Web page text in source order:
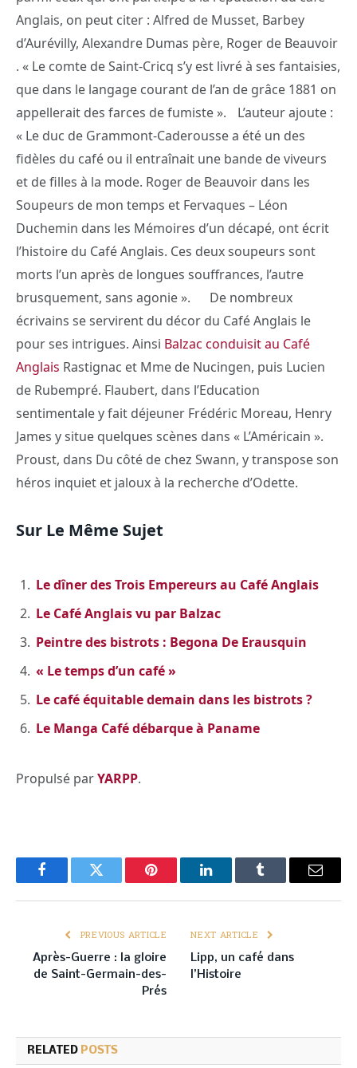
Anglais, on peut citer : Alfred de Musset, Barbey
d’Aurévilly, Alexandre Dumas père, Roger de Beauvoir
. « Le comte de Saint-Cricq s’y est livré à ses fantaisies,
que dans le langage courant de l’an de grâce 1881 on
appellerait des farces de fumiste ». L’auteur ajoute :
« Le duc de Grammont-Caderousse a été un des
fidèles du café ou il entraînait une bande de viveurs
et de filles à la mode. Roger de Beauvoir dans les
Soupeurs de mon temps et Fervaques – Léon
Duchemin dans les Mémoires d’un décapé, ont écrit
l’histoire du Café Anglais. Ces deux soupeurs sont
morts l’un après de longues souffrances, l’autre
brusquement, sans agonie ». De nombreux
écrivains se servirent du décor du Café Anglais le
pour ses intrigues. Ainsi Balzac conduisit au Café
Anglais Rastignac et Mme de Nucingen, puis Lucien
de Rubempré. Flaubert, dans l’Education
sentimentale y fait déjeuner Frédéric Moreau, Henry
James y situe quelques scènes dans « L’Américain ».
Proust, dans Du côté de chez Swann, y transpose son
héros inquiet et jaloux à la recherche d’Odette.
Sur Le Même Sujet
Le dîner des Trois Empereurs au Café Anglais
Le Café Anglais vu par Balzac
Peintre des bistrots : Begona De Erausquin
« Le temps d’un café »
Le café équitable demain dans les bistrots ?
Le Manga Café débarque à Paname
Propulsé parYARPP.
FacebookTwitter Pinterest LinkedInTumblr Email
PREVIOUS ARTICLE
Après-Guerre : la gloire
de Saint-Germain-des-
Prés
NEXT ARTICLE
Lipp, un café dans
l’Histoire
RELATED POSTS